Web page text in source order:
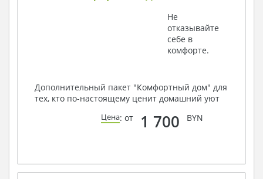
Не
отказывайте
себе в
комфорте.
Дополнительный пакет "Комфортный дом" для
тех, кто по-настоящему ценит домашний уют
Цена: от 1 700 BYN